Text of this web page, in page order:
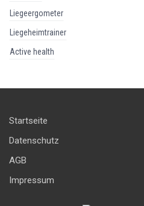
liegeergometer
liegeheimtrainer
active health
Startseite
Datenschutz
AGB
Impressum